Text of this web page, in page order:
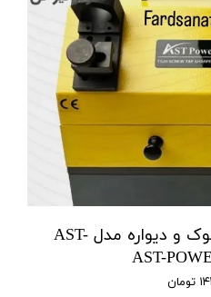
دستگاه قلاویز تیز کن نوک و دیواره مدل AST-